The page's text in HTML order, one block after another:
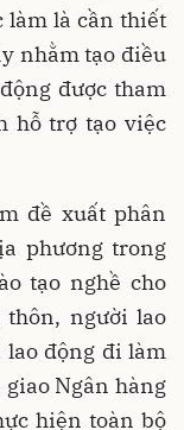
làm là cần thiết
nhằm tạo điều
được tham
hỗ trợ tạo việc
đề xuất phân
phương trong
tạo nghề cho
người lao
động đi làm
Ngân hàng
hiện toàn bộ